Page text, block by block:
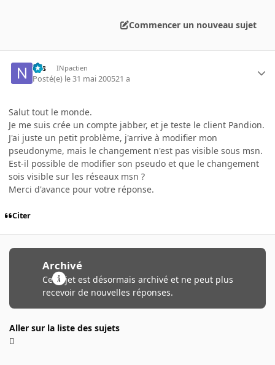
Commencer un nouveau sujet
Nis INpactien
Posté(e) le 31 mai 200521 a
Salut tout le monde.
Je me suis crée un compte jabber, et je teste le client Pandion.
J'ai juste un petit problème, j'arrive à modifier mon
pseudonyme, mais le changement n'est pas visible sous msn.
Est-il possible de modifier son pseudo et que le changement
sois visible sur les réseaux msn ?
Merci d'avance pour votre réponse.
Citer
Archivé
Ce sujet est désormais archivé et ne peut plus
recevoir de nouvelles réponses.
Aller sur la liste des sujets